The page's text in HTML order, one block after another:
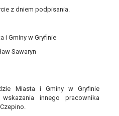
z dniem podpisania.
i Gminy w Gryfinie
Sawaryn
Miasta i Gminy w Gryfinie
innego pracownika
danych osobowych
której przetwarzane są
danych osobowych jest
ustawowym lub